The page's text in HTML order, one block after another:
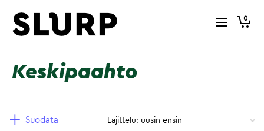
0
Keskipaahto
Suodata